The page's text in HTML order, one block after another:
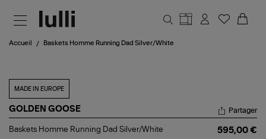
Accueil Baskets Homme Running Dad Silver/White
MADE IN EUROPE
GOLDEN GOOSE
Baskets
Partager
Baskets Homme Running Dad Silver/White 595,00 €